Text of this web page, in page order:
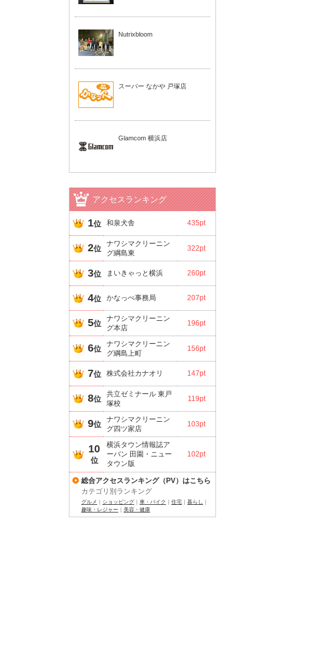
Nutrixbloom
スーパー なかや 戸塚店
Glamcom 横浜店
アクセスランキング
1位 和泉犬舎 435pt
2位
ナワシマクリーニン
グ綱島東
322pt
3位 まいきゃっと横浜 260pt
4位 かなっぺ事務局 207pt
5位
ナワシマクリーニン
グ本店
196pt
6位
ナワシマクリーニン
グ綱島上町
156pt
7位 株式会社カナオリ 147pt
8位
共立ゼミナール 東戸
塚校
119pt
9位
ナワシマクリーニン
グ四ツ家店
103pt
10
位
横浜タウン情報誌ア
ーバン 田園・ニュー
タウン版
102pt
総合アクセスランキング（PV）はこちら
カテゴリ別ランキング
グルメ ショッピング 車・バイク 住宅 暮らし
趣味・レジャー
美容・健康